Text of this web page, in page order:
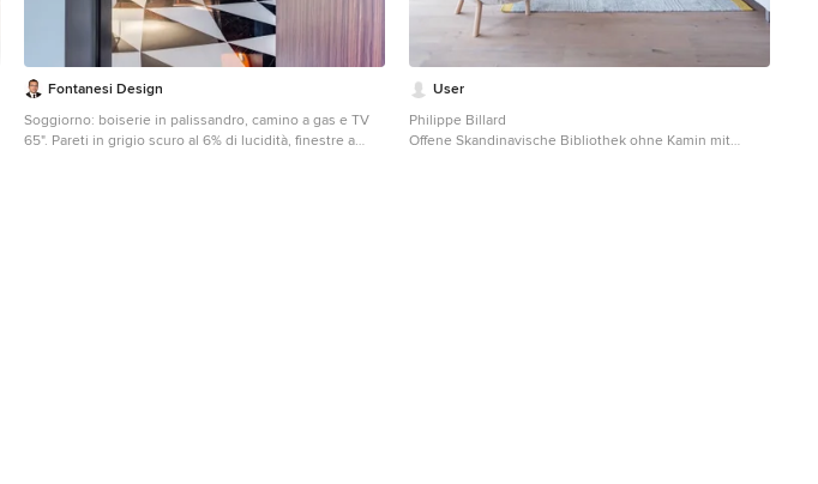
Fontanesi Design
Soggiorno: boiserie in palissandro, camino a gas e TV
65". Pareti in grigio scuro al 6% di lucidità, finestre a
User
Philippe Billard
Offene Skandinavische Bibliothek ohne Kamin mit